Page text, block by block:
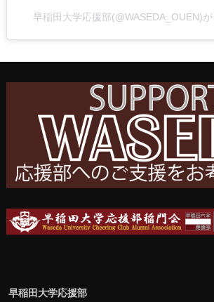
早稲田大学応援部(@WASEDA_OUEN)
早稲田大学応援部